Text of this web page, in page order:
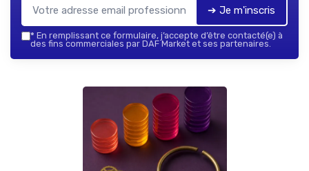
➔ Je m'inscris
* En remplissant ce formulaire, j’accepte d’être contacté(e) à
des fins commerciales par DAF Market et ses partenaires.